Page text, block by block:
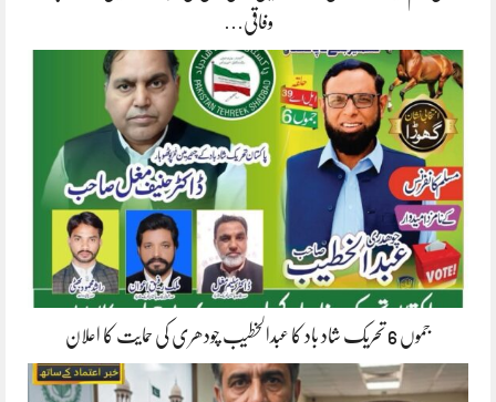
وفاقی…
جموں 6 تحریک شاد باد کا عبدالخطیب چودھری کی حمایت کا اعلان